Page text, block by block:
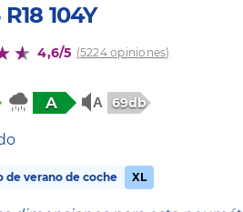
104Y
4,6/5 (5224 opiniones)
A 69db
de verano de coche XL